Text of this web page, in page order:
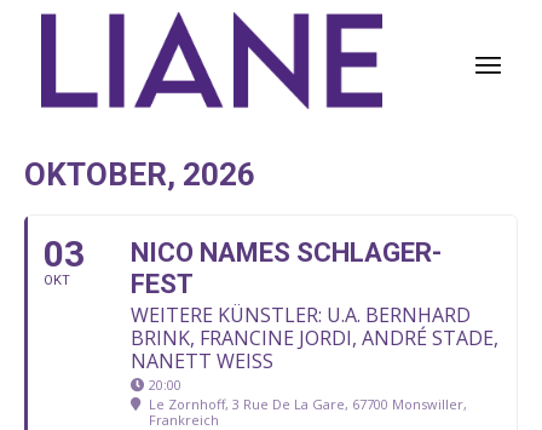
OKTOBER, 2026
03
OKT
NICO NAMES SCHLAGER-
FEST
WEITERE KÜNSTLER: U.A. BERNHARD
BRINK, FRANCINE JORDI, ANDRÉ STADE,
NANETT WEISS
20:00
Le Zornhoff, 3 Rue De La Gare, 67700 Monswiller,
Frankreich